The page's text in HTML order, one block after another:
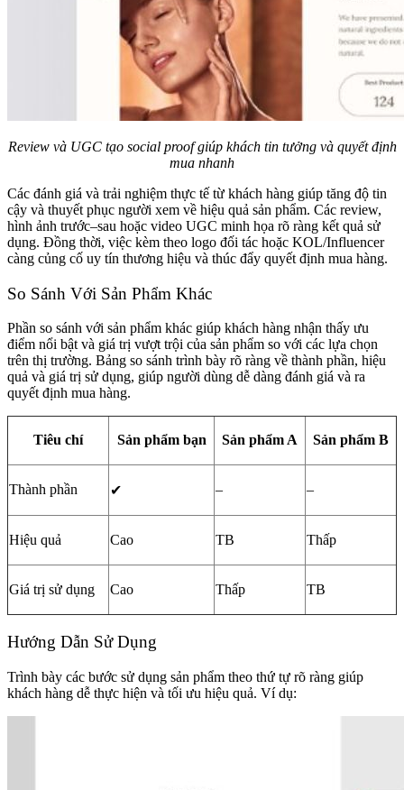
Review và UGC tạo social proof giúp khách tin tưởng và quyết định
mua nhanh
Các đánh giá và trải nghiệm thực tế từ khách hàng giúp tăng độ tin
cậy và thuyết phục người xem về hiệu quả sản phẩm. Các review,
hình ảnh trước–sau hoặc video UGC minh họa rõ ràng kết quả sử
dụng. Đồng thời, việc kèm theo logo đối tác hoặc KOL/Influencer
càng củng cố uy tín thương hiệu và thúc đẩy quyết định mua hàng.
So Sánh Với Sản Phẩm Khác
Phần so sánh với sản phẩm khác giúp khách hàng nhận thấy ưu
điểm nổi bật và giá trị vượt trội của sản phẩm so với các lựa chọn
trên thị trường. Bảng so sánh trình bày rõ ràng về thành phần, hiệu
quả và giá trị sử dụng, giúp người dùng dễ dàng đánh giá và ra
quyết định mua hàng.
Tiêu chí Sản phẩm bạn Sản phẩm A Sản phẩm B
Thành phần ✔ – –
Hiệu quả Cao TB Thấp
Giá trị sử dụng Cao Thấp TB
Hướng Dẫn Sử Dụng
Trình bày các bước sử dụng sản phẩm theo thứ tự rõ ràng giúp
khách hàng dễ thực hiện và tối ưu hiệu quả. Ví dụ: